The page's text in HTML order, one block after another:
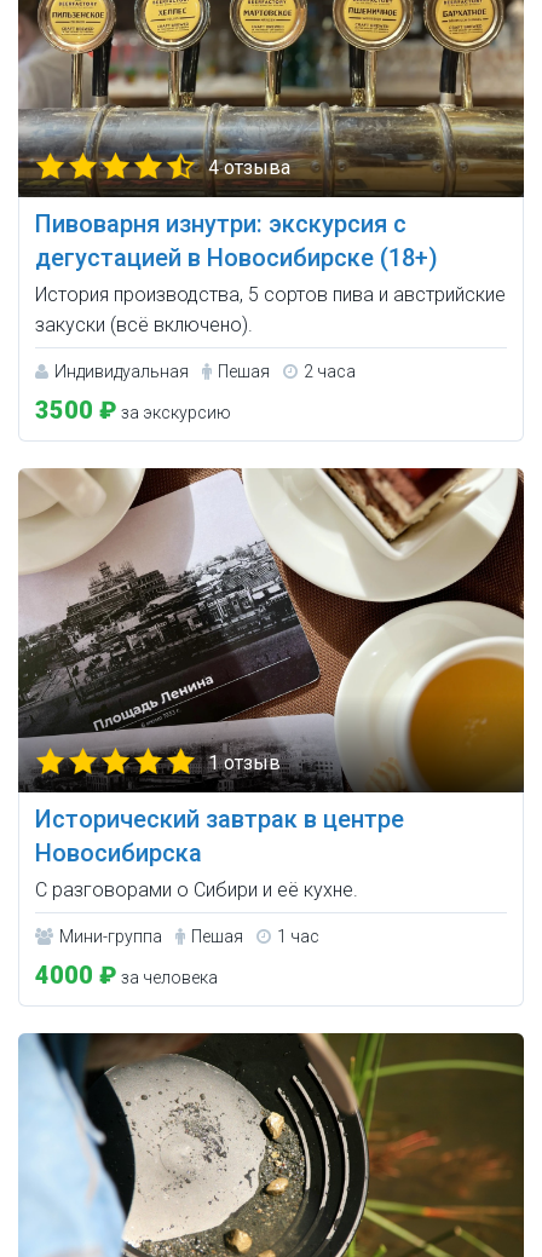
4 отзыва
Пивоварня изнутри: экскурсия с
дегустацией в Новосибирске (18+)
История производства, 5 сортов пива и австрийские
закуски (всё включено).
Индивидуальная Пешая 2 часа
3500 ₽ за экскурсию
1 отзыв
Исторический завтрак в центре
Новосибирска
С разговорами о Сибири и её кухне.
Мини-группа Пешая 1 час
4000 ₽ за человека